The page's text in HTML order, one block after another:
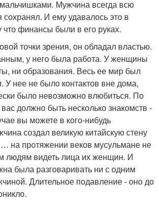
Мужчина всегда всю
сохранял. И ему удавалось это в
финансы были в его руках.
точки зрения, он обладал властью.
у него была работа. У женщины
ни образования. Весь ее мир был
У нее не было контактов вне дома,
было невозможно влюбиться. По
должно быть несколько знакомств -
вы можете в кого-нибудь
создал великую китайскую стену
на протяжении веков мусульмане не
людям видеть лица их женщин. И
была разговаривать ни с одним
Длительное подавление - оно до